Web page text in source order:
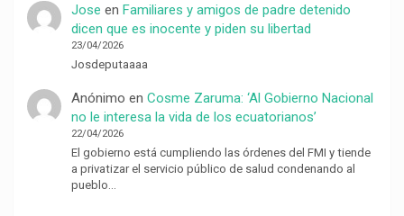
Jose en Familiares y amigos de padre detenido
dicen que es inocente y piden su libertad
23/04/2026
Josdeputaaaa
Anónimo en Cosme Zaruma: ‘Al Gobierno Nacional
no le interesa la vida de los ecuatorianos’
22/04/2026
El gobierno está cumpliendo las órdenes del FMI y tiende
a privatizar el servicio público de salud condenando al
pueblo…